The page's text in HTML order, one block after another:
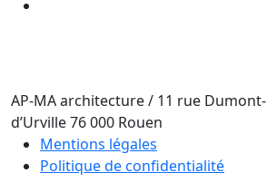
AP-MA architecture/ 11 rue Dumont-
d’Urville76 000 Rouen
Mentions légales
Politique de confidentialité